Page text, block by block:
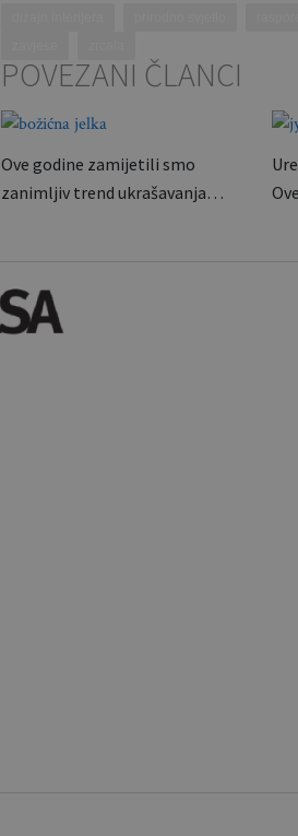
POVEZANI ČLANCI
Ove godine zamijetili smo
zanimljiv trend ukrašavanja…